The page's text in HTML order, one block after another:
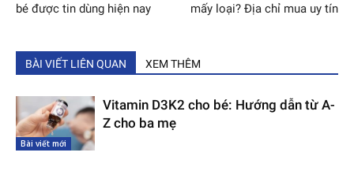
bé được tin dùng hiện nay
mấy loại? Địa chỉ mua uy tín
BÀI VIẾT LIÊN QUAN XEM THÊM
Bài viết mới
Vitamin D3K2 cho bé: Hướng dẫn từ A-
Z cho ba mẹ